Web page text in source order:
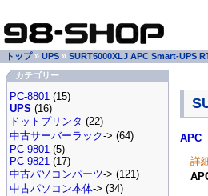
APC
詳
トップ» UPS » SURT5000XLJ APC Smart-UPS
カテゴリー
PC-8801 (15)
UPS (16)
ドットプリンタ (22)
中古サーバーラック-> (64)
PC-9801 (5)
PC-9821 (17)
中古パソコンパーツ-> (121)
中古パソコン本体-> (34)